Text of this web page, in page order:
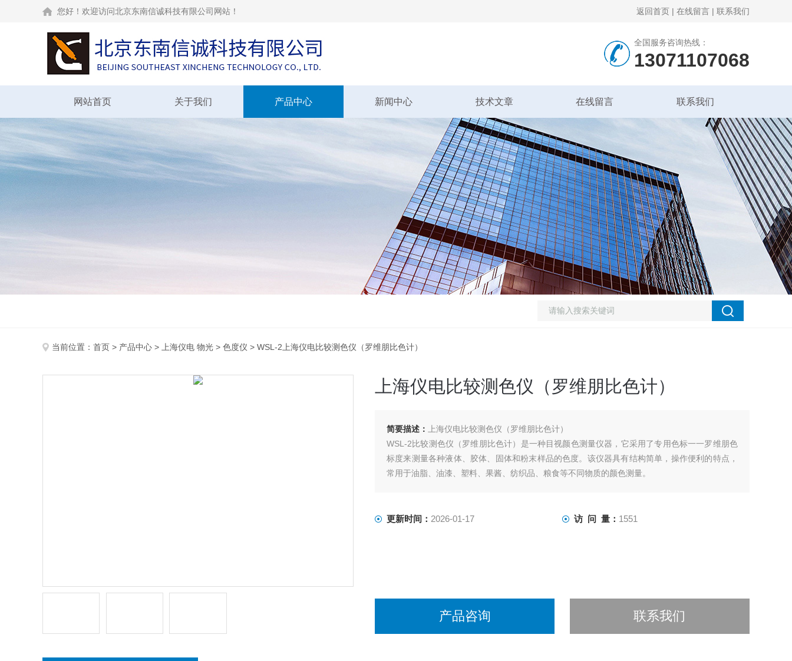
您好！欢迎访问北京东南信诚科技有限公司网站！ 返回首页 | 在线留言 | 联系我们
全国服务咨询热线：
13071107068
网站首页 关于我们 产品中心 新闻中心 技术文章 在线留言 联系我们
当前位置： 首页 > 产品中心 > 上海仪电 物光 > 色度仪 > WSL-2上海仪电比较测色仪（罗维朋比色计）
上海仪电比较测色仪（罗维朋比色计）
简要描述：
上海仪电比较测色仪（罗维朋比色计）
WSL-2比较测色仪（罗维朋比色计）是一种目视颜色测量仪器，它采用了专用色标一一罗维朋色
标度来测量各种液体、胶体、固体和粉末样品的色度。该仪器具有结构简单，操作便利的特点，
常用于油脂、油漆、塑料、果酱、纺织品、粮食等不同物质的颜色测量。
更新时间： 2026-01-17 访 问 量： 1551
产品咨询 联系我们